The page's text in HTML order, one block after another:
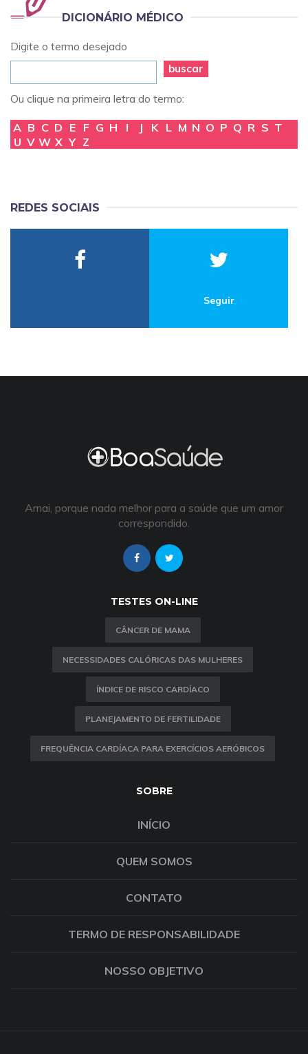
DICIONÁRIO MÉDICO
Digite o termo desejado
buscar
Ou clique na primeira letra do termo:
A B C D E F G H I J K L M N O P Q R S T
U V W X Y Z
REDES SOCIAIS
Seguir
Amai, porque nada melhor para a saúde que um amor
correspondido.
TESTES ON-LINE
CÂNCER DE MAMA
NECESSIDADES CALÓRICAS DAS MULHERES
ÍNDICE DE RISCO CARDÍACO
PLANEJAMENTO DE FERTILIDADE
FREQUÊNCIA CARDÍACA PARA EXERCÍCIOS AERÓBICOS
SOBRE
INÍCIO
QUEM SOMOS
CONTATO
TERMO DE RESPONSABILIDADE
NOSSO OBJETIVO